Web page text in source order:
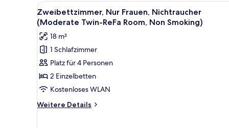
Alle
Fotos
für
Zweibettzimmer,
Nur
Frauen,
Nichtraucher
(Moderate
Twin-
ReFa
Ein Hotelzimmer mit einem
2
Zweibettzimmer, Nur Frauen, Nichtraucher
(Moderate Twin-ReFa Room, Non Smoking)
18 m²
1 Schlafzimmer
Platz für 4 Personen
2 Einzelbetten
Kostenloses WLAN
Weitere Details
Weitere